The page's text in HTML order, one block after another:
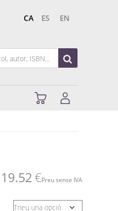
CA ES EN
19.52 €Preu sense IVA